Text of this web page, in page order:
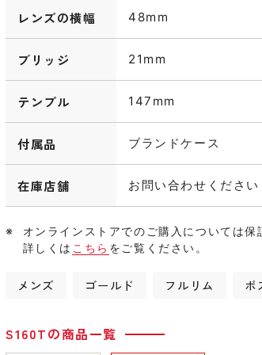
レンズの横幅 48mm
ブリッジ 21mm
テンプル 147mm
付属品 ブランドケース
在庫店舗 お問い合わせください
オンラインストアでのご購入については保
詳しくは こちら をご覧ください。
メンズ ゴールド フルリム ボ
S160Tの商品一覧